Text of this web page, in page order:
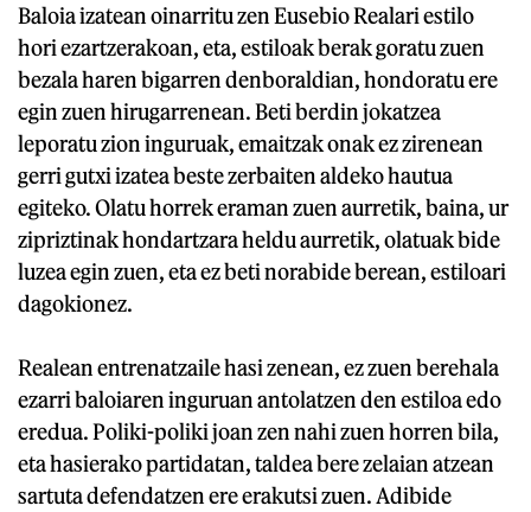
Baloia izatean oinarritu zen Eusebio Realari estilo
hori ezartzerakoan, eta, estiloak berak goratu zuen
bezala haren bigarren denboraldian, hondoratu ere
egin zuen hirugarrenean. Beti berdin jokatzea
leporatu zion inguruak, emaitzak onak ez zirenean
gerri gutxi izatea beste zerbaiten aldeko hautua
egiteko. Olatu horrek eraman zuen aurretik, baina, ur
zipriztinak hondartzara heldu aurretik, olatuak bide
luzea egin zuen, eta ez beti norabide berean, estiloari
dagokionez.
Realean entrenatzaile hasi zenean, ez zuen berehala
ezarri baloiaren inguruan antolatzen den estiloa edo
eredua. Poliki-poliki joan zen nahi zuen horren bila,
eta hasierako partidatan, taldea bere zelaian atzean
sartuta defendatzen ere erakutsi zuen. Adibide